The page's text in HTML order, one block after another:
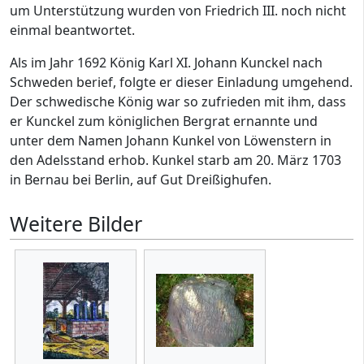
um Unterstützung wurden von Friedrich III. noch nicht
einmal beantwortet.
Als im Jahr 1692 König Karl XI. Johann Kunckel nach
Schweden berief, folgte er dieser Einladung umgehend.
Der schwedische König war so zufrieden mit ihm, dass
er Kunckel zum königlichen Bergrat ernannte und
unter dem Namen Johann Kunkel von Löwenstern in
den Adelsstand erhob. Kunkel starb am 20. März 1703
in Bernau bei Berlin, auf Gut Dreißighufen.
Weitere Bilder